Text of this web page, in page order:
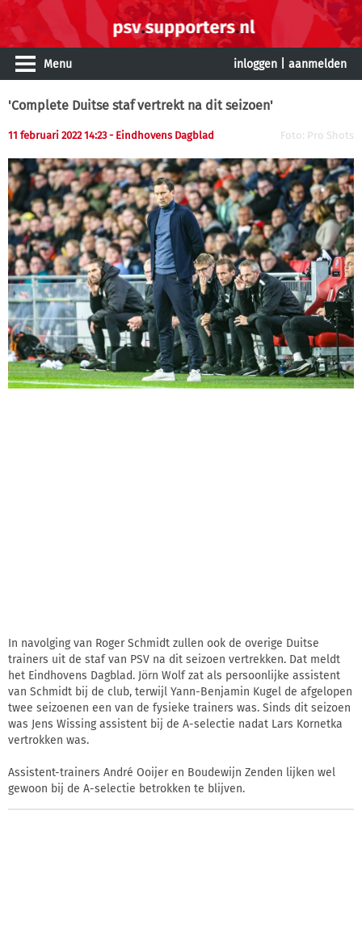
Menu inloggen aanmelden
'Complete Duitse staf vertrekt na dit seizoen'
11 februari 2022 14:23 - Eindhovens Dagblad Foto: Pro Shots
In navolging van Roger Schmidt zullen ook de overige Duitse
trainers uit de staf van PSV na dit seizoen vertrekken. Dat meldt
het Eindhovens Dagblad. Jörn Wolf zat als persoonlijke assistent
van Schmidt bij de club, terwijl Yann-Benjamin Kugel de afgelopen
twee seizoenen een van de fysieke trainers was. Sinds dit seizoen
was Jens Wissing assistent bij de A-selectie nadat Lars Kornetka
vertrokken was.
Assistent-trainers André Ooijer en Boudewijn Zenden lijken wel
gewoon bij de A-selectie betrokken te blijven.